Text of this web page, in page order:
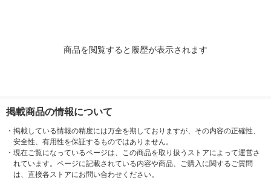
商品を閲覧すると履歴が表示されます
掲載商品の情報について
・ 掲載している情報の精度には万全を期しておりますが、その内容の正確性、
安全性、有用性を保証するものではありません。
・ 現在ご覧になっているページは、この商品を取り扱うストアによって運営さ
れています。ページに記載されている内容や商品、ご購入に関するご質問
は、直接各ストアにお問い合わせください。